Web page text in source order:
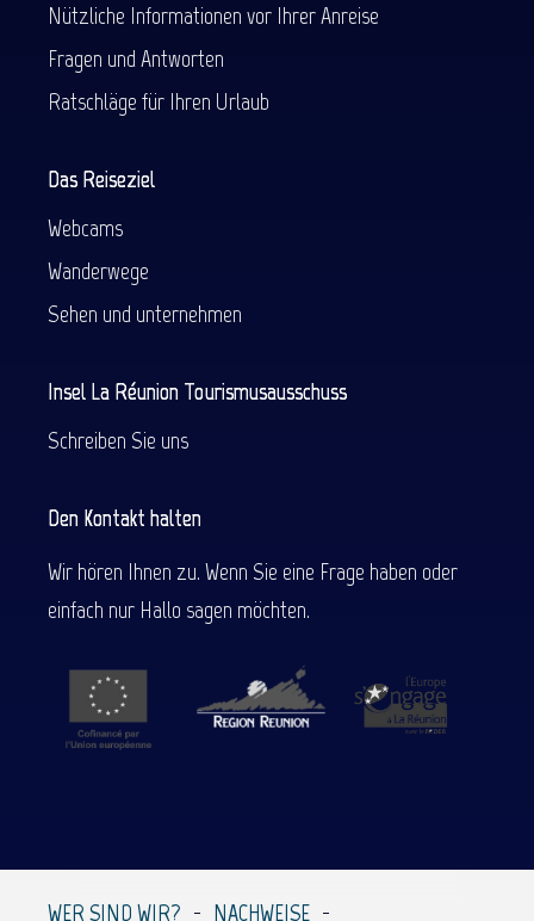
Nützliche Informationen vor Ihrer Anreise
Fragen und Antworten
Ratschläge für Ihren Urlaub
Das Reiseziel
Webcams
Wanderwege
Sehen und unternehmen
Insel La Réunion Tourismusausschuss
Schreiben Sie uns
Den Kontakt halten
Wir hören Ihnen zu. Wenn Sie eine Frage haben oder
einfach nur Hallo sagen möchten.
WER SIND WIR? NACHWEISE